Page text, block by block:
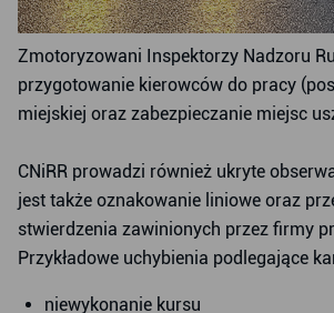
Zmotoryzowani Inspektorzy Nadzoru
przygotowanie kierowców do pracy
miejskiej oraz zabezpieczanie miejsc
CNiRR prowadzi również ukryte
jest także oznakowanie liniowe oraz
stwierdzenia zawinionych przez firmy
Przykładowe uchybienia podlegające
niewykonanie kursu